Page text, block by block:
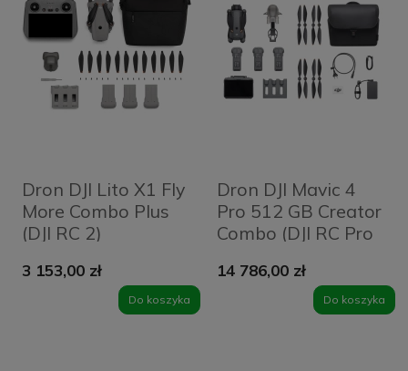
Dron DJI Lito X1 Fly
More Combo Plus
(DJI RC 2)
3 153,00 zł
Do koszyka
Dron DJI Mavic 4
Pro 512 GB Creator
Combo (DJI RC Pro
14 786,00 zł
Do koszyka